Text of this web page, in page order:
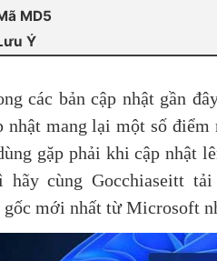
MD5
Ý
các bản cập nhật gần
nhật mang lại một số
gặp phải khi cập nhật
hãy cùng Gocchiaseitt
gốc mới nhất từ Microsoft